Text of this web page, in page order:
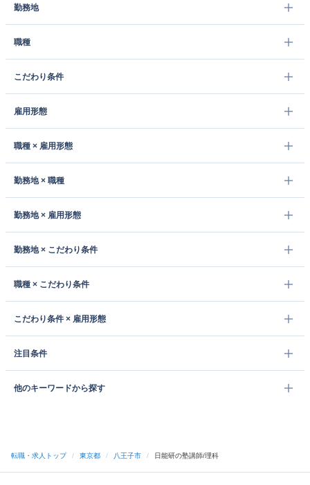
勤務地
職種
こだわり条件
雇用形態
職種 × 雇用形態
勤務地 × 職種
勤務地 × 雇用形態
勤務地 × こだわり条件
職種 × こだわり条件
こだわり条件 × 雇用形態
注目条件
他のキーワードから探す
転職・求人トップ / 東京都 / 八王子市 / 日能研の塾講師/理科